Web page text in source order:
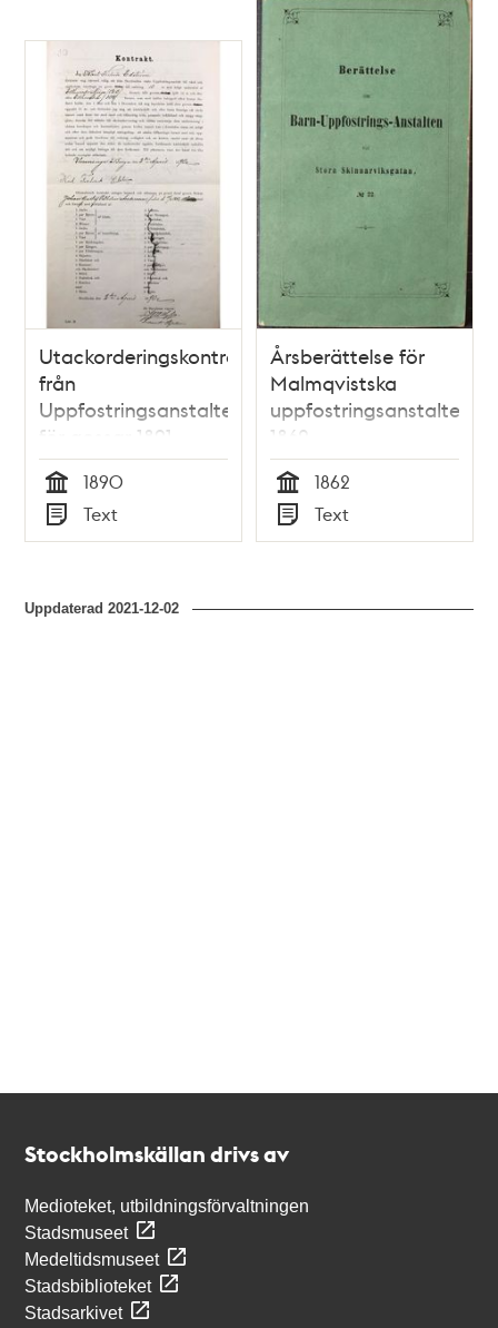
Utackorderingskontrakt
från
Uppfostringsanstalten
för gossar 1891
Tid
1890
Typ
Text
Årsberättelse för
Malmqvistska
uppfostringsanstalten
1862
Tid
1862
Typ
Text
Uppdaterad2021-12-02
Stockholmskällan drivs av
Medioteket, utbildningsförvaltningen
Stadsmuseet
Medeltidsmuseet
Stadsbiblioteket
Stadsarkivet